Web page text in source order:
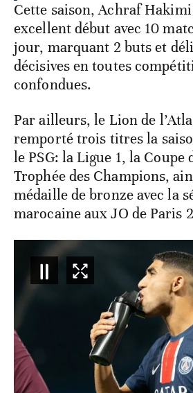
Cette saison, Achraf
excellent début avec 10
jour, marquant 2 buts et
décisives en toutes
confondues.
Par ailleurs, le Lion de
remporté trois titres la
le PSG: la Ligue 1, la Coupe
Trophée des Champions,
médaille de bronze avec la
marocaine aux JO de Paris